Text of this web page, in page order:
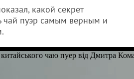
какой секрет
чай пуэр самым верным и